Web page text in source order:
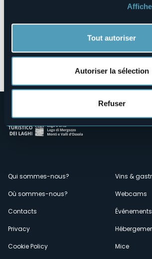
Tout autoriser
Autoriser la sélection
Refuser
Ouvrir la carte
Menù
secondario
Qui sommes-nous?
Où sommes-nous?
Contacts
Privacy
Cookie Policy
Vins &
Webcams
Événements
Mice